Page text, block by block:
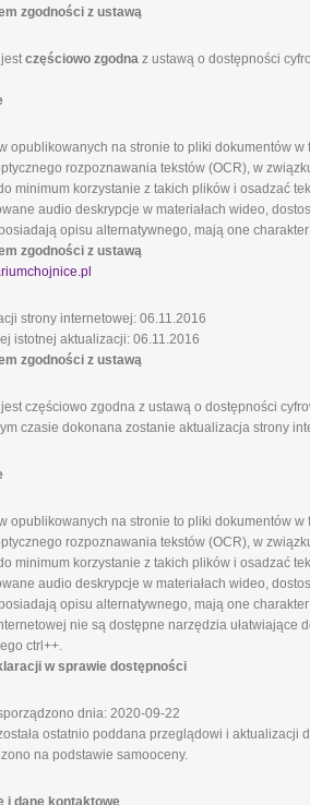
zgodności z ustawą
częściowo zgodnaz ustawą o dostępności
opublikowanych na stronie to pliki dokumentów
rozpoznawania tekstów (OCR), w
minimum korzystanie z takich plików i osadzać
audio deskrypcje w materiałach wideo,
opisu alternatywnego, mają one
zgodności z ustawą
strony internetowej: 06.11.2016
istotnej aktualizacji: 06.11.2016
zgodności z ustawą
częściowo zgodna z ustawą o dostępności
czasie dokonana zostanie aktualizacja strony
opublikowanych na stronie to pliki dokumentów
rozpoznawania tekstów (OCR), w
minimum korzystanie z takich plików i osadzać
audio deskrypcje w materiałach wideo,
opisu alternatywnego, mają one
nie są dostępne narzędzia ułatwiające
ctrl++.
w sprawie dostępności
dnia: 2020-09-22
ostatnio poddana przeglądowi i aktualizacji
na podstawie samooceny.
i dane kontaktowe